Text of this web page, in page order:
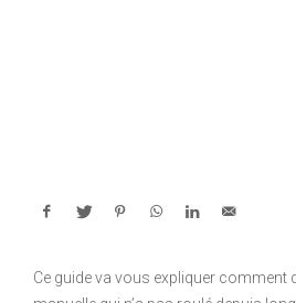
Ce guide va vous expliquer comment